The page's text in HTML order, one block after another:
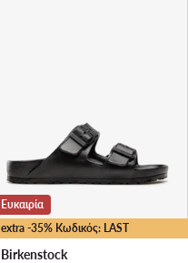
extra -35% Κωδικός: LAST
Ευκαιρία
Birkenstock